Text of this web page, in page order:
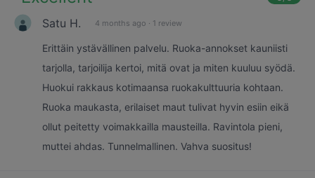
Satu H. 4 months ago · 1 review
Erittäin ystävällinen palvelu. Ruoka-annokset kauniisti
tarjolla, tarjoilija kertoi, mitä ovat ja miten kuuluu syödä.
Huokui rakkaus kotimaansa ruokakulttuuria kohtaan.
Ruoka maukasta, erilaiset maut tulivat hyvin esiin eikä
ollut peitetty voimakkailla mausteilla. Ravintola pieni,
muttei ahdas. Tunnelmallinen. Vahva suositus!